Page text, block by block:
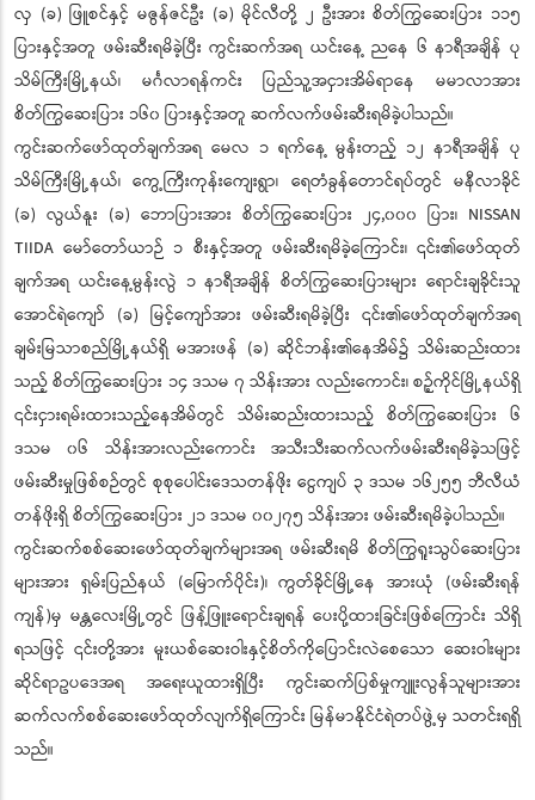
လှ (ခ) ဖြူစင်နှင့် မဇွန်ဇင်ဦး (ခ) မိုင်လီတို့ ၂ ဦးအား စိတ်ကြွဆေးပြား ၁၁၅
ပြားနှင့်အတူ ဖမ်းဆီးရမိခဲ့ပြီး ကွင်းဆက်အရ ယင်းနေ့ ညနေ ၆ နာရီအချိန် ပု
သိမ်ကြီးမြို့နယ်၊ မင်္ဂလာရန်ကင်း ပြည်သူ့အငှားအိမ်ရာနေ မမာလာအား
စိတ်ကြွဆေးပြား ၁၆၀ ပြားနှင့်အတူ ဆက်လက်ဖမ်းဆီးရမိခဲ့ပါသည်။
ကွင်းဆက်ဖော်ထုတ်ချက်အရ မေလ ၁ ရက်နေ့ မွန်းတည့် ၁၂ နာရီအချိန် ပု
သိမ်ကြီးမြို့နယ်၊ ကွေ့ကြီးကုန်းကျေးရွာ၊ ရေတံခွန်တောင်ရပ်တွင် မနီလာခိုင်
(ခ) လွယ်နူး (ခ) ဘောပြားအား စိတ်ကြွဆေးပြား ၂၄,၀၀၀ ပြား၊ NISSAN
TIIDA မော်တော်ယာဉ် ၁ စီးနှင့်အတူ ဖမ်းဆီးရမိခဲ့ကြောင်း၊ ၎င်း၏ဖော်ထုတ်
ချက်အရ ယင်းနေ့မွန်းလွဲ ၁ နာရီအချိန် စိတ်ကြွဆေးပြားများ ရောင်းချခိုင်းသူ
အောင်ရဲကျော် (ခ) မြင့်ကျော်အား ဖမ်းဆီးရမိခဲ့ပြီး ၎င်း၏ဖော်ထုတ်ချက်အရ
ချမ်းမြသာစည်မြို့နယ်ရှိ မအားဖန် (ခ) ဆိုင်ဘန်း၏နေအိမ်၌ သိမ်းဆည်းထား
သည့် စိတ်ကြွဆေးပြား ၁၄ ဒသမ ၇ သိန်းအား လည်းကောင်း၊ စဉ့်ကိုင်မြို့နယ်ရှိ
၎င်းငှားရမ်းထားသည့်နေအိမ်တွင် သိမ်းဆည်းထားသည့် စိတ်ကြွဆေးပြား ၆
ဒသမ ၀၆ သိန်းအားလည်းကောင်း အသီးသီးဆက်လက်ဖမ်းဆီးရမိခဲ့သဖြင့်
ဖမ်းဆီးမှုဖြစ်စဉ်တွင် စုစုပေါင်းဒေသတန်ဖိုး ငွေကျပ် ၃ ဒသမ ၁၆၂၅၅ ဘီလီယံ
တန်ဖိုးရှိ စိတ်ကြွဆေးပြား ၂၁ ဒသမ ၀၀၂၇၅ သိန်းအား ဖမ်းဆီးရမိခဲ့ပါသည်။
ကွင်းဆက်စစ်ဆေးဖော်ထုတ်ချက်များအရ ဖမ်းဆီးရမိ စိတ်ကြွရူးသွပ်ဆေးပြား
များအား ရှမ်းပြည်နယ် (မြောက်ပိုင်း)၊ ကွတ်ခိုင်မြို့နေ အားယုံ (ဖမ်းဆီးရန်
ကျန်)မှ မန္တလေးမြို့တွင် ဖြန့်ဖြူးရောင်းချရန် ပေးပို့ထားခြင်းဖြစ်ကြောင်း သိရှိ
ရသဖြင့် ၎င်းတို့အား မူးယစ်ဆေးဝါးနှင့်စိတ်ကိုပြောင်းလဲစေသော ဆေးဝါးများ
ဆိုင်ရာဥပဒေအရ အရေးယူထားရှိပြီး ကွင်းဆက်ပြစ်မှုကျူးလွန်သူများအား
ဆက်လက်စစ်ဆေးဖော်ထုတ်လျက်ရှိကြောင်း မြန်မာနိုင်ငံရဲတပ်ဖွဲ့မှ သတင်းရရှိ
သည်။